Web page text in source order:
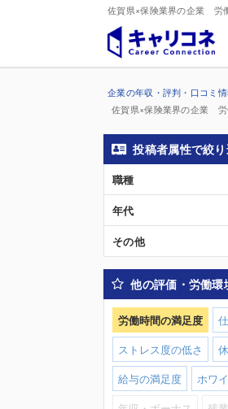
佐賀県×保険業界の企業 労
企業の年収・評判・口コミ
佐賀県×保険業界の企業 労
投稿者属性で絞
職種
年代
その他
他の評価・労働環
労働時間の満足度
ストレス度の低さ
給与の満足度
ホワ